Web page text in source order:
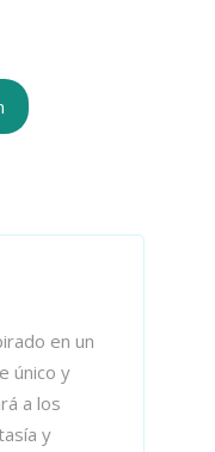
en un
único y
a los
y